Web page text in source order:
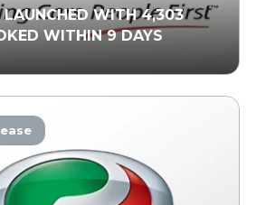
LAUNCHED WITH 4,303
WITHIN 9 DAYS